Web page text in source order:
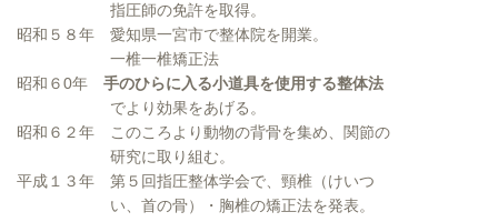
指圧師の免許を取得。
昭和５８年 愛知県一宮市で整体院を開業。
一椎一椎矯正法
昭和６0年 手のひらに入る小道具を使用する整体法
でより効果をあげる。
昭和６２年 このころより動物の背骨を集め、関節の
研究に取り組む。
平成１３年 第５回指圧整体学会で、頸椎（けいつ
い、首の骨）・胸椎の矯正法を発表。